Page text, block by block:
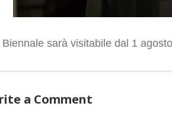
Biennale sarà visitabile dal 1
a Comment